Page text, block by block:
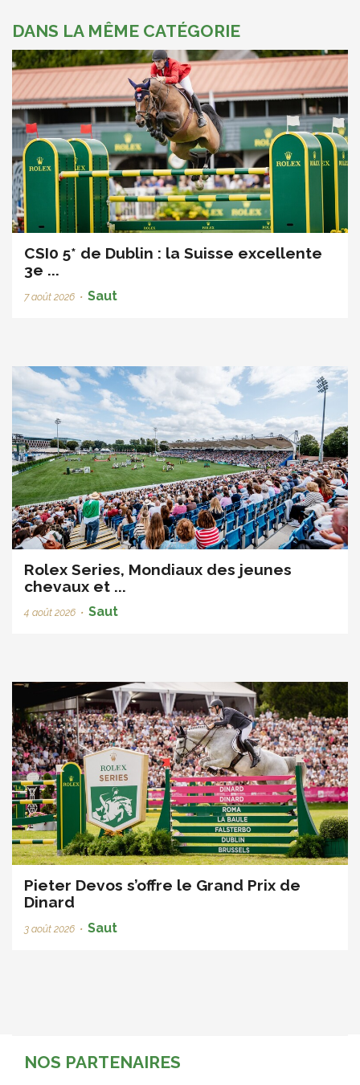
DANS LA MÊME CATÉGORIE
CSI0 5* de Dublin : la Suisse excellente
3e ...
7 août 2026 • Saut
Rolex Series, Mondiaux des jeunes
chevaux et ...
4 août 2026 • Saut
Pieter Devos s’offre le Grand Prix de
Dinard
3 août 2026 • Saut
NOS PARTENAIRES